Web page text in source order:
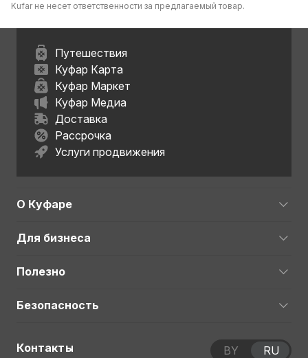
Kufar не несет ответственности за предлагаемый товар.
Путешествия
Куфар Карта
Куфар Маркет
Куфар Медиа
Доставка
Рассрочка
Услуги продвижения
О Куфаре
Для бизнеса
Полезно
Безопасность
Контакты BY RU